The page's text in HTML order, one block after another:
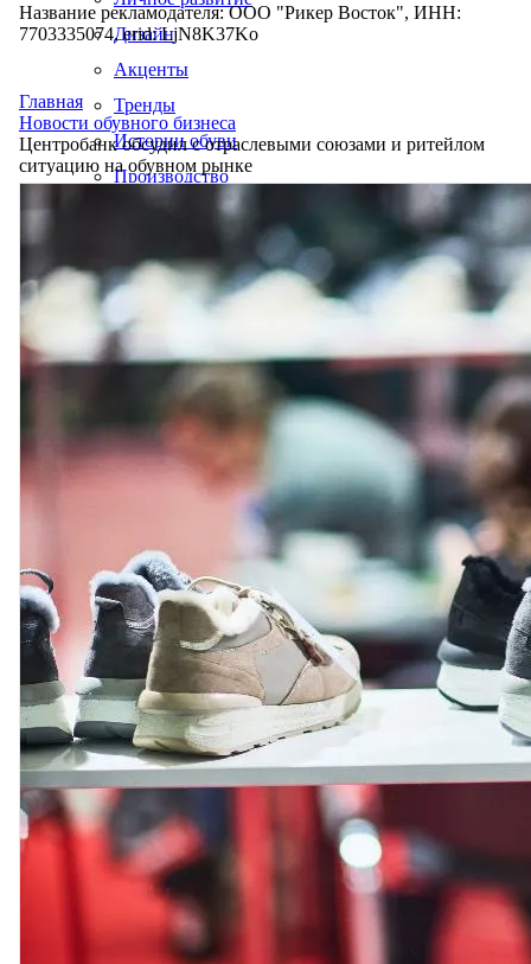
Дизайн
Акценты
Тренды
Истории обуви
Производство
Название рекламодателя: ООО "Рикер Восток", ИНН:
7703335074, erid: LjN8K37Ko
Главная
Новости обувного бизнеса
Центробанк обсудил с отраслевыми союзами и ритейлом
ситуацию на обувном рынке